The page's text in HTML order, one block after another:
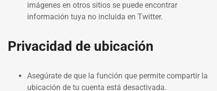
imágenes en otros sitios se puede encontrar
información tuya no incluida en Twitter.
Privacidad de ubicación
Asegúrate de que la función que permite compartir la
ubicación de tu cuenta está desactivada.